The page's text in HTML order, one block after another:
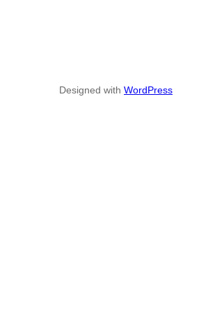
Designed with WordPress